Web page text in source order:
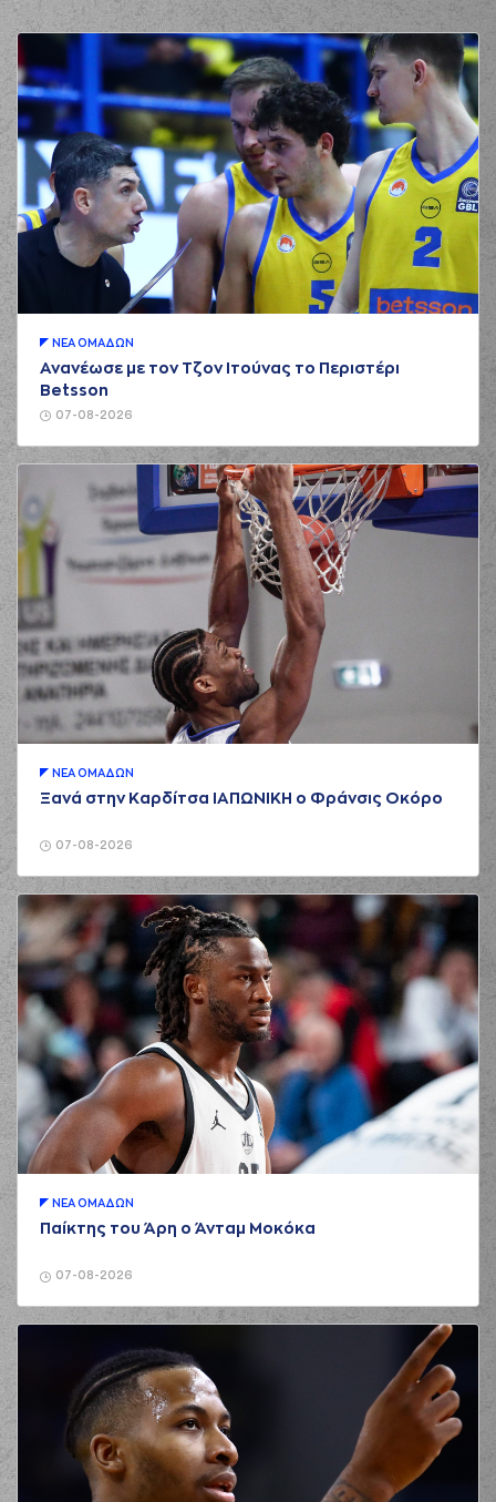
07-08-2026
ΝΕA ΟΜAΔΩΝ
Ανανέωσε με τον Τζον Ιτούνας το Περιστέρι
Betsson
07-08-2026
ΝΕA ΟΜAΔΩΝ
Ξανά στην Καρδίτσα ΙΑΠΩΝΙΚΗ ο Φράνσις Οκόρο
07-08-2026
ΝΕA ΟΜAΔΩΝ
Παίκτης του Άρη ο Άνταμ Μοκόκα